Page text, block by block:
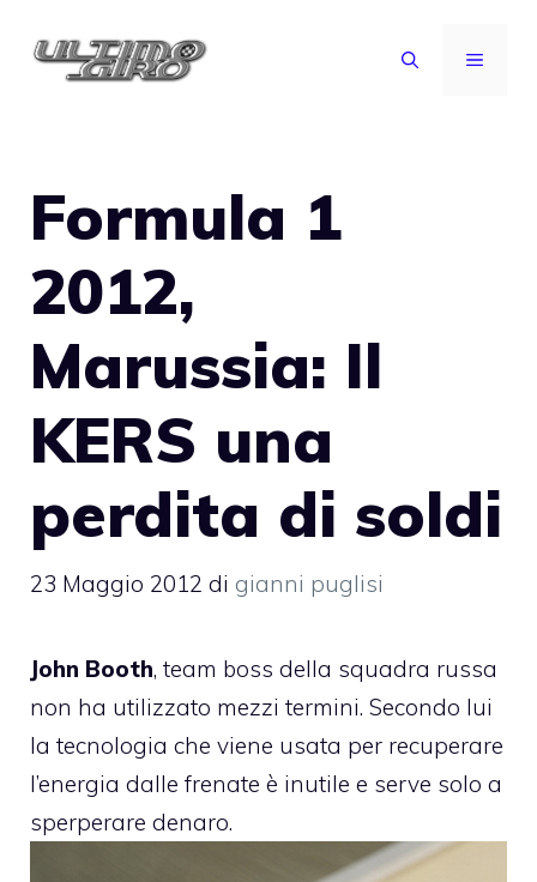
MENU
Formula 1
2012,
Marussia: Il
KERS una
perdita di soldi
23 Maggio 2012 di gianni puglisi
John Booth, team boss della squadra russa
non ha utilizzato mezzi termini. Secondo lui
la tecnologia che viene usata per recuperare
l’energia dalle frenate è inutile e serve solo a
sperperare denaro.